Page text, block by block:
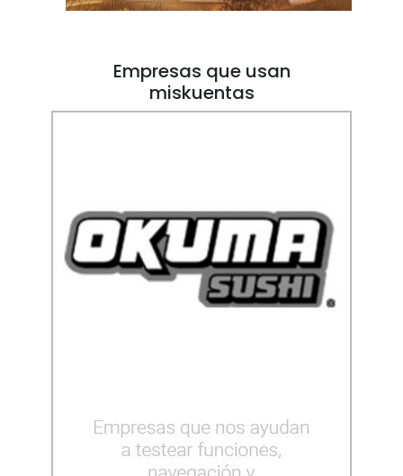
Empresas que usan
miskuentas